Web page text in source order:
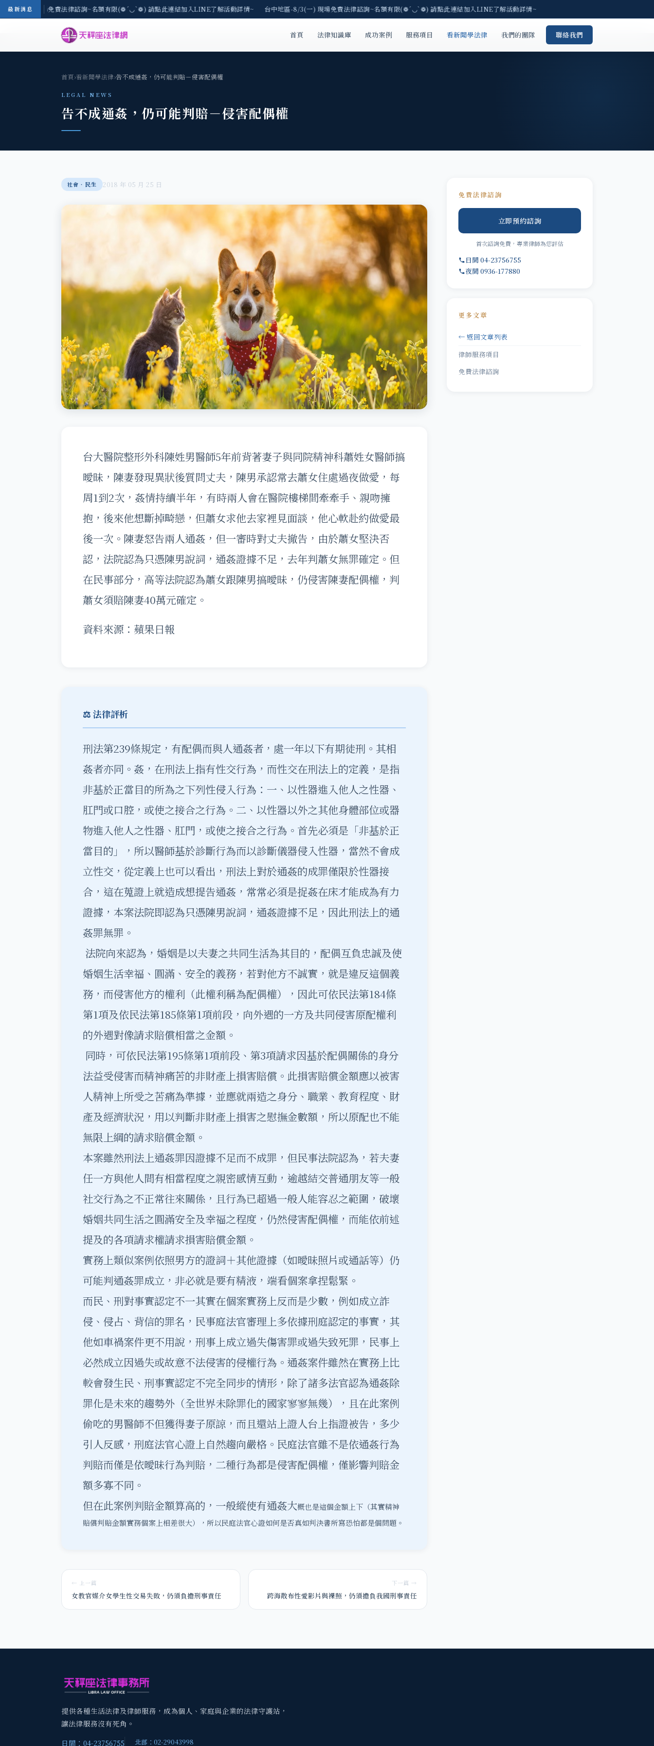
最新消息
3(一) 現場免費法律諮詢~名額有限(❁´◡`❁) 請點此連結加入LINE了解活動詳情~ 台中地區-8/3(一) 現場免費法律諮詢~名額有限(❁´◡`❁) 請點此連結加入LINE了解活動詳情~
首頁 法律知識庫 成功案例 服務項目 看新聞學法律 我們的團隊 聯絡我們
首頁›看新聞學法律›告不成通姦，仍可能判賠－侵害配偶權
LEGAL NEWS
告不成通姦，仍可能判賠－侵害配偶權
社會‧民生 2018 年 05 月 25 日
台大醫院整形外科陳姓男醫師5年前背著妻子與同院精神科蕭姓女醫師搞
曖昧，陳妻發現異狀後質問丈夫，陳男承認常去蕭女住處過夜做愛，每
周1到2次，姦情持續半年，有時兩人會在醫院樓梯間牽牽手、親吻擁
抱，後來他想斷掉畸戀，但蕭女求他去家裡見面談，他心軟赴約做愛最
後一次。陳妻怒告兩人通姦，但一審時對丈夫撤告，由於蕭女堅決否
認，法院認為只憑陳男說詞，通姦證據不足，去年判蕭女無罪確定。但
在民事部分，高等法院認為蕭女跟陳男搞曖昧，仍侵害陳妻配偶權，判
蕭女須賠陳妻40萬元確定。
資料來源：蘋果日報
⚖️ 法律評析
刑法第239條規定，有配偶而與人通姦者，處一年以下有期徒刑。其相
姦者亦同。姦，在刑法上指有性交行為，而性交在刑法上的定義，是指
非基於正當目的所為之下列性侵入行為：一、以性器進入他人之性器、
肛門或口腔，或使之接合之行為。二、以性器以外之其他身體部位或器
物進入他人之性器、肛門，或使之接合之行為。首先必須是「非基於正
當目的」，所以醫師基於診斷行為而以診斷儀器侵入性器，當然不會成
立性交，從定義上也可以看出，刑法上對於通姦的成罪僅限於性器接
合，這在蒐證上就造成想提告通姦，常常必須是捉姦在床才能成為有力
證據，本案法院即認為只憑陳男說詞，通姦證據不足，因此刑法上的通
姦罪無罪。
法院向來認為，婚姻是以夫妻之共同生活為其目的，配偶互負忠誠及使
婚姻生活幸福、圓滿、安全的義務，若對他方不誠實，就是違反這個義
務，而侵害他方的權利（此權利稱為配偶權），因此可依民法第184條
第1項及依民法第185條第1項前段，向外遇的一方及共同侵害原配權利
的外遇對像請求賠償相當之金額。
同時，可依民法第195條第1項前段、第3項請求因基於配偶關係的身分
法益受侵害而精神痛苦的非財產上損害賠償。此損害賠償金額應以被害
人精神上所受之苦痛為準據，並應就兩造之身分、職業、教育程度、財
產及經濟狀況，用以判斷非財產上損害之慰撫金數額，所以原配也不能
無限上綱的請求賠償金額。
本案雖然刑法上通姦罪因證據不足而不成罪，但民事法院認為，若夫妻
任一方與他人間有相當程度之親密感情互動，逾越結交普通朋友等一般
社交行為之不正常往來關係，且行為已超過一般人能容忍之範圍，破壞
婚姻共同生活之圓滿安全及幸福之程度，仍然侵害配偶權，而能依前述
提及的各項請求權請求損害賠償金額。
實務上類似案例依照男方的證詞＋其他證據（如曖昧照片或通話等）仍
可能判通姦罪成立，非必就是要有精液，端看個案拿捏鬆緊。
而民、刑對事實認定不一其實在個案實務上反而是少數，例如成立詐
侵、侵占、背信的罪名，民事庭法官審理上多依據刑庭認定的事實，其
他如車禍案件更不用說，刑事上成立過失傷害罪或過失致死罪，民事上
必然成立因過失或故意不法侵害的侵權行為。通姦案件雖然在實務上比
較會發生民、刑事實認定不完全同步的情形，除了諸多法官認為通姦除
罪化是未來的趨勢外（全世界未除罪化的國家寥寥無幾），且在此案例
偷吃的男醫師不但獲得妻子原諒，而且還站上證人台上指證被告，多少
引人反感，刑庭法官心證上自然趨向嚴格。民庭法官雖不是依通姦行為
判賠而僅是依曖昧行為判賠，二種行為都是侵害配偶權，僅影響判賠金
額多寡不同。
但在此案例判賠金額算高的，一般縱使有通姦大概也是這個金額上下（其實精神
賠償判賠金額實務個案上相差很大），所以民庭法官心證如何是否真如判決書所寫恐怕都是個問題。
← 上一篇
女教官媒介女學生性交易失敗，仍須負擔刑事責任
下一篇 →
跨海散布性愛影片與裸照，仍須擔負我國刑事責任
免費法律諮詢
立即預約諮詢
首次諮詢免費，專業律師為您評估
日間 04-23756755
夜間 0936-177880
更多文章
← 返回文章列表
律師服務項目
免費法律諮詢
提供各種生活法律及律師服務，成為個人、家庭與企業的法律守護站，
讓法律服務沒有死角。
日間：04-23756755
北部：02-29043998